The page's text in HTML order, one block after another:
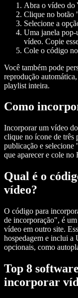
Abra o vídeo do
Clique no botão
Selecione a
Uma janela
vídeo. Copie
Cole o código
Você também pode
reprodução
playlist inteira.
Como
Incorporar um vídeo
clique no ícone de três
publicação e
que aparecer e cole
Qual é o
vídeo?
O código para
de incorporação", é
vídeo em outro site.
hospedagem e inclui a
opcionais, como
Top 8
incorporar